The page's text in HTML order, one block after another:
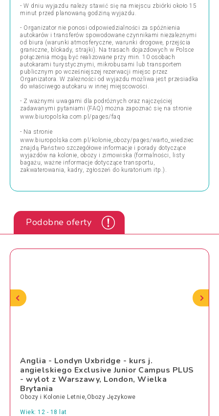
- W dniu wyjazdu należy stawić się na miejscu zbiórki około 15
minut przed planowaną godziną wyjazdu.
- Organizator nie ponosi odpowiedzialności za spóźnienia
autokarów i transferów spowodowane czynnikami niezależnymi
od biura (warunki atmosferyczne, warunki drogowe, przejścia
graniczne, blokady, strajki). Na trasach dojazdowych w Polsce
połączenia mogą być realizowane przy min. 10 osobach
autokarami turystycznymi, mikrobusami lub transportem
publicznym po wcześniejszej rezerwacji miejsc przez
Organizatora. W zależności od wyjazdu możliwa jest przesiadka
do właściwego autokaru w innej miejscowości.
- Z ważnymi uwagami dla podróżnych oraz najczęściej
zadawanymi pytaniami (FAQ) można zapoznać się na stronie
www.biuropolska.com.pl/pages/faq
- Na stronie
www.biuropolska.com.pl/kolonie_obozy/pages/warto_wiedziec
znajdą Państwo szczegółowe informacje i porady dotyczące
wyjazdów na kolonie, obozy i zimowiska (formalności, listy
bagażu, ważne informacje dotyczące transportu,
zakwaterowania, kadry, zgłoszeń do kuratorium itp.).
Podobne oferty
Anglia - Londyn Uxbridge - kurs j.
angielskiego Exclusive Junior Campus PLUS
- wylot z Warszawy, London, Wielka
Brytania
Obozy i Kolonie Letnie,Obozy Językowe
Wiek: 12 - 18 lat